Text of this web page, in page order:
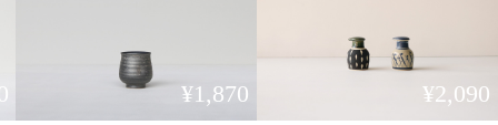
¥1,870 ¥2,090